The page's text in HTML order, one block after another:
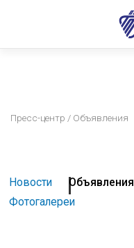
Пресс-центр / Объявления
Новости Объявления
Фотогалереи